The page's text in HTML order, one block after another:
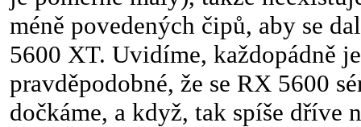
méně povedených čipů, aby se
5600 XT. Uvidíme, každopádně
pravděpodobné, že se RX 5600
dočkáme, a když, tak spíše dříve